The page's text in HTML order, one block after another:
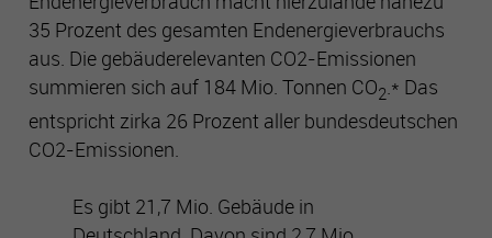
35 Prozent des gesamten Endenergieverbrauchs
aus. Die gebäuderelevanten CO2-Emissionen
summieren sich auf 184 Mio. Tonnen CO2.* Das
entspricht zirka 26 Prozent aller bundesdeutschen
CO2-Emissionen.
Es gibt 21,7 Mio. Gebäude in
Anbieter Gelsenwasser
Laufzeit Sitzungsdauer
Zweck Technische Funktionen der Seite
Performance
Mithilfe dieser Cookies können wir Besuche und Traffic-
Quellen zählen, um die Performance unserer Seite zu
messen und zu verbessern. Sie helfen uns festzustellen,
welche Seiten am beliebtesten und welche am wenigsten
gefragt sind, und zu erkennen, wie sich Besucher auf den
sind aggregiert und daher anonym. Wenn Sie diese Cookies
nicht zulassen, wissen wir nicht, wann Sie unsere Seite